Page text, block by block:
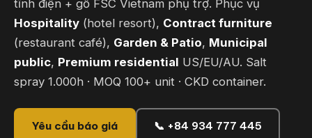
tĩnh điện + gỗ FSC Vietnam phụ trợ. Phục vụ
Hospitality (hotel resort), Contract furniture
(restaurant café), Garden & Patio, Municipal
public, Premium residential US/EU/AU. Salt
spray 1.000h · MOQ 100+ unit · CKD container.
Yêu cầu báo giá 📞 +84 934 777 445